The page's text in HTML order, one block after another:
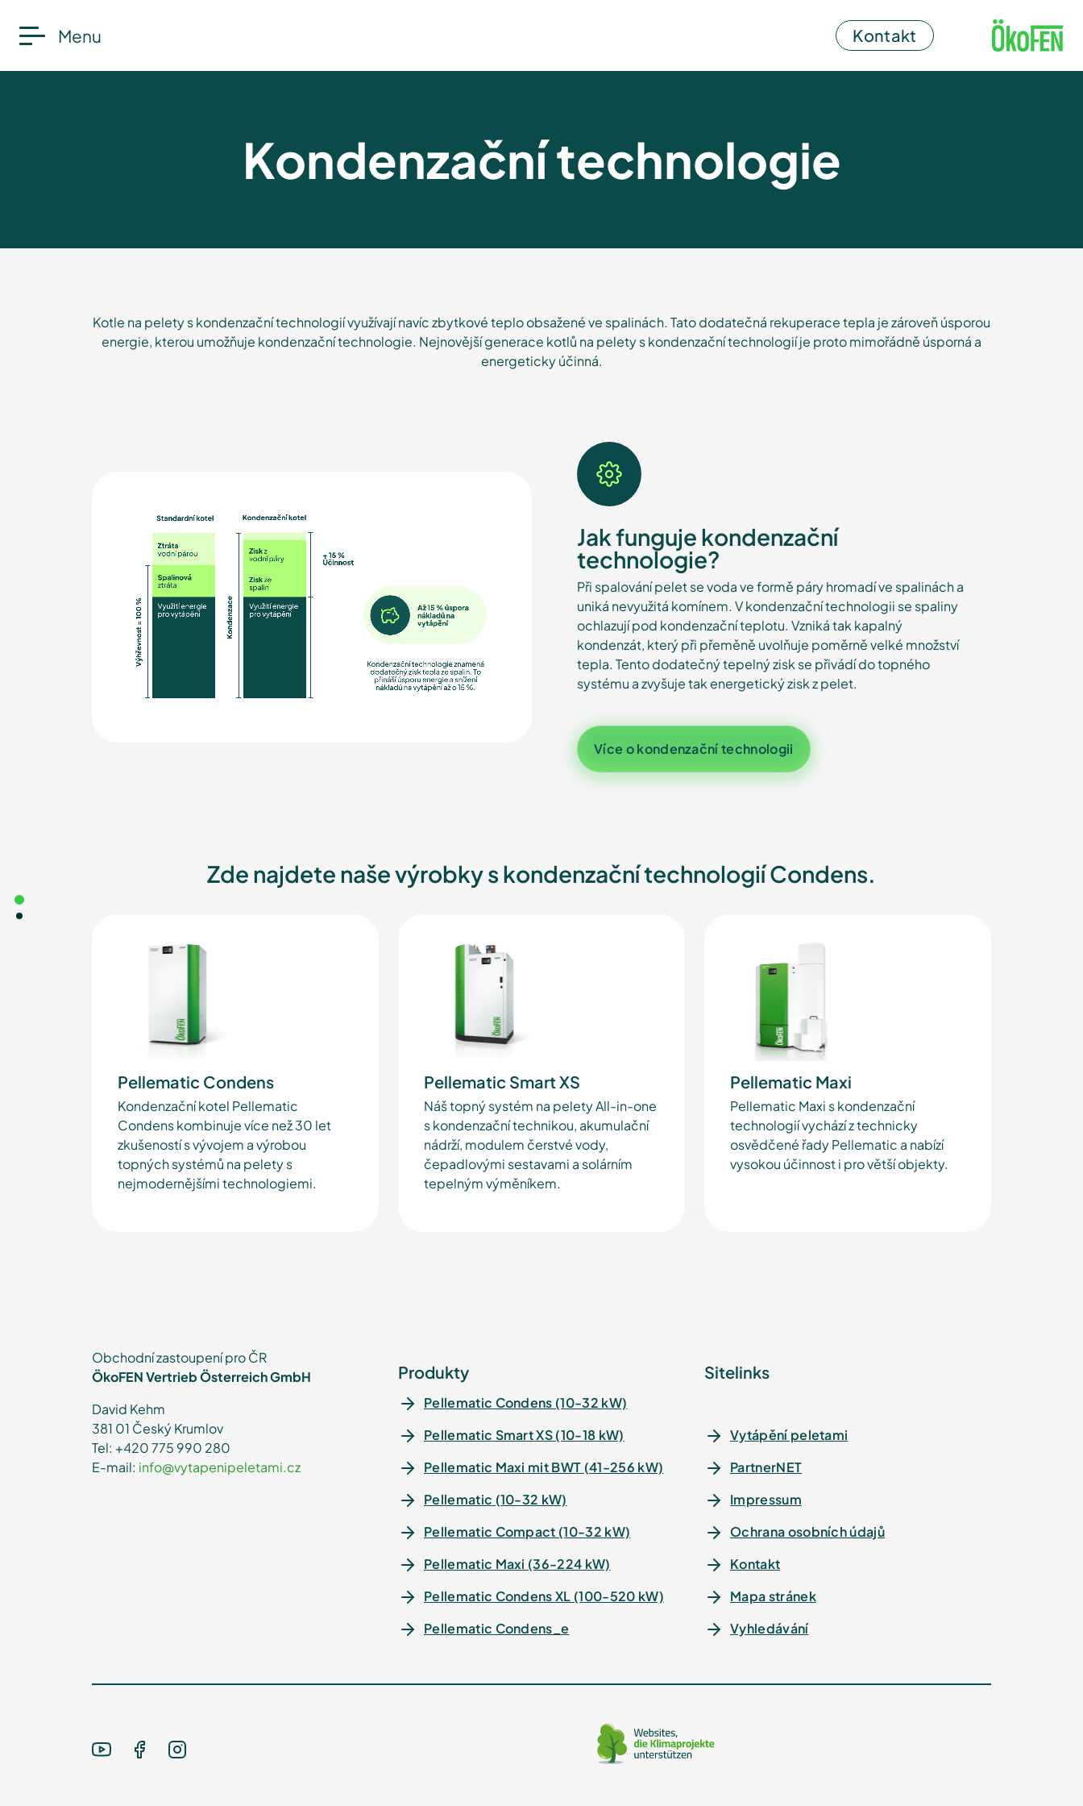
Menu Kontakt
Kondenzační technologie
Kotle na pelety s kondenzační technologií využívají navíc zbytkové teplo obsažené ve spalinách. Tato dodatečná rekuperace tepla je zároveň úsporou
energie, kterou umožňuje kondenzační technologie. Nejnovější generace kotlů na pelety s kondenzační technologií je proto mimořádně úsporná a
energeticky účinná.
Jak funguje kondenzační
technologie?
Při spalování pelet se voda ve formě páry hromadí ve spalinách a
uniká nevyužitá komínem. V kondenzační technologii se spaliny
ochlazují pod kondenzační teplotu. Vzniká tak kapalný
kondenzát, který při přeměně uvolňuje poměrně velké množství
tepla. Tento dodatečný tepelný zisk se přivádí do topného
systému a zvyšuje tak energetický zisk z pelet.
Více o kondenzační technologii
Zde najdete naše výrobky s kondenzační technologií Condens.
Pellematic Condens
Kondenzační kotel Pellematic
Condens kombinuje více než 30 let
zkušeností s vývojem a výrobou
topných systémů na pelety s
nejmodernějšími technologiemi.
Pellematic Smart XS
Náš topný systém na pelety All-in-one
s kondenzační technikou, akumulační
nádrží, modulem čerstvé vody,
čepadlovými sestavami a solárním
tepelným výměníkem.
Pellematic Maxi
Pellematic Maxi s kondenzační
technologií vychází z technicky
osvědčené řady Pellematic a nabízí
vysokou účinnost i pro větší objekty.
Obchodní zastoupení pro ČR
ÖkoFEN Vertrieb Österreich GmbH
David Kehm
381 01 Český Krumlov
Tel: +420 775 990 280
E-mail: info@vytapenipeletami.cz
Produkty
Pellematic Condens (10-32 kW)
Pellematic Smart XS (10-18 kW)
Pellematic Maxi mit BWT (41-256 kW)
Pellematic (10-32 kW)
Pellematic Compact (10-32 kW)
Pellematic Maxi (36-224 kW)
Pellematic Condens XL (100-520 kW)
Pellematic Condens_e
Sitelinks
Vytápění peletami
PartnerNET
Impressum
Ochrana osobních údajů
Kontakt
Mapa stránek
Vyhledávání